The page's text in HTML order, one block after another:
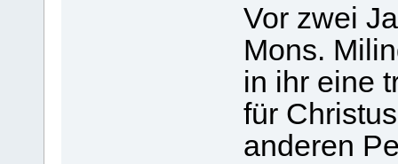
Vor zwei
Mons.
in ihr eine
für
anderen